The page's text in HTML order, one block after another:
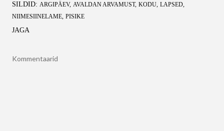
SILDID: ARGIPÄEV AVALDAN ARVAMUST KODU LAPSED
NIIMESIINELAME PISIKE
JAGA
Kommentaarid